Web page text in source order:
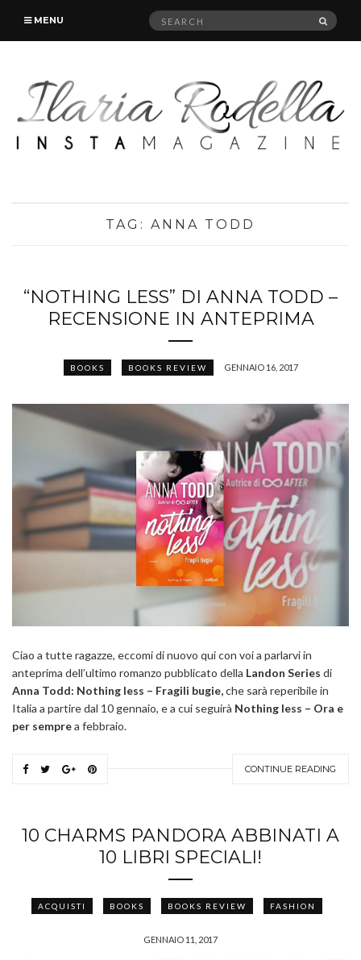
MENU
Search
TAG: ANNA TODD
“NOTHING LESS” DI ANNA TODD –
RECENSIONE IN ANTEPRIMA
BOOKS BOOKS REVIEW GENNAIO 16, 2017
Ciao a tutte ragazze, eccomi di nuovo qui con voi a parlarvi in
anteprima dell’ultimo romanzo pubblicato della Landon Series di
Anna Todd: Nothing less – Fragili bugie,che sarà reperibile in
Italia a partire dal 10 gennaio, e a cui seguirà Nothing less – Ora e
per semprea febbraio.
CONTINUE READING
10 CHARMS PANDORA ABBINATI A
10 LIBRI SPECIALI!
ACQUISTI BOOKS BOOKS REVIEW FASHION
GENNAIO 11, 2017